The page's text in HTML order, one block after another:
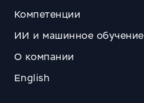
Компетенции
ИИ и машинное обучение
О компании
English